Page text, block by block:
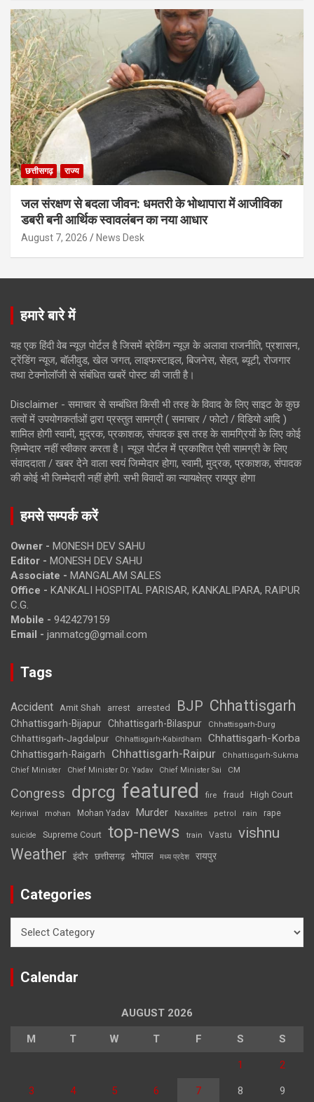
छत्तीसगढ़ राज्य
जल संरक्षण से बदला जीवन: धमतरी के भोथापारा में आजीविका
डबरी बनी आर्थिक स्वावलंबन का नया आधार
August 7, 2026 News Desk
हमारे बारे में
यह एक हिंदी वेब न्यूज़ पोर्टल है जिसमें ब्रेकिंग न्यूज़ के अलावा राजनीति, प्रशासन,
ट्रेंडिंग न्यूज, बॉलीवुड, खेल जगत, लाइफस्टाइल, बिजनेस, सेहत, ब्यूटी, रोजगार
तथा टेक्नोलॉजी से संबंधित खबरें पोस्ट की जाती है।
Disclaimer - समाचार से सम्बंधित किसी भी तरह के विवाद के लिए साइट के कुछ
तत्वों में उपयोगकर्ताओं द्वारा प्रस्तुत सामग्री ( समाचार / फोटो / विडियो आदि )
शामिल होगी स्वामी, मुद्रक, प्रकाशक, संपादक इस तरह के सामग्रियों के लिए कोई
ज़िम्मेदार नहीं स्वीकार करता है। न्यूज़ पोर्टल में प्रकाशित ऐसी सामग्री के लिए
संवाददाता / खबर देने वाला स्वयं जिम्मेदार होगा, स्वामी, मुद्रक, प्रकाशक, संपादक
की कोई भी जिम्मेदारी नहीं होगी. सभी विवादों का न्यायक्षेत्र रायपुर होगा
हमसे सम्पर्क करें
Owner - MONESH DEV SAHU
Editor - MONESH DEV SAHU
Associate - MANGALAM SALES
Office - KANKALI HOSPITAL PARISAR, KANKALIPARA, RAIPUR
C.G.
Mobile - 9424279159
Email - janmatcg@gmail.com
Tags
Accident Amit Shah arrest arrested BJP Chhattisgarh
Chhattisgarh-Bijapur Chhattisgarh-Bilaspur Chhattisgarh-Durg
Chhattisgarh-Jagdalpur Chhattisgarh-Kabirdham Chhattisgarh-Korba
Chhattisgarh-Raigarh Chhattisgarh-Raipur
Chhattisgarh-Sukma
Chief Minister
Chief Minister Dr. Yadav Chief Minister Sai CM
Congress dprcg featured fire fraud High Court
Kejriwal mohan Mohan Yadav Murder Naxalites petrol rain rape
suicide Supreme Court top-news train Vastu vishnu
Weather इंदौर छत्तीसगढ़ भोपाल मध्य प्रदेश रायपुर
Categories
Calendar
AUGUST 2026
M T W T F S S
1 2
3 4 5 6 7 8 9